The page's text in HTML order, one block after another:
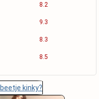
8.2
9.3
8.3
8.5